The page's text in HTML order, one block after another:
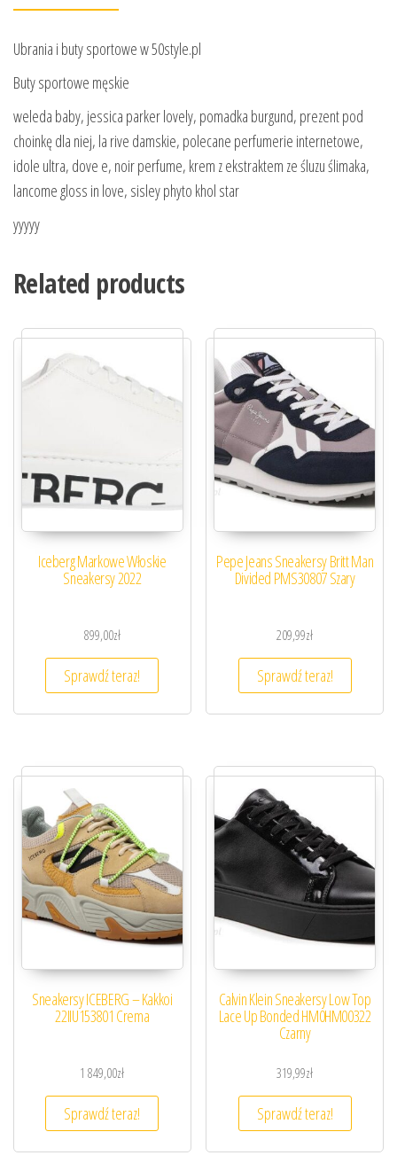
Ubrania i buty sportowe w 50style.pl
Buty sportowe męskie
weleda baby, jessica parker lovely, pomadka burgund, prezent pod
choinkę dla niej, la rive damskie, polecane perfumerie internetowe,
idole ultra, dove e, noir perfume, krem z ekstraktem ze śluzu ślimaka,
lancome gloss in love, sisley phyto khol star
yyyyy
Related products
Iceberg Markowe Włoskie
Sneakersy 2022
899,00zł
Sprawdź teraz!
Pepe Jeans Sneakersy Britt Man
Divided PMS30807 Szary
209,99zł
Sprawdź teraz!
Sneakersy ICEBERG – Kakkoi
22IIU153801 Crema
1 849,00zł
Sprawdź teraz!
Calvin Klein Sneakersy Low Top
Lace Up Bonded HM0HM00322
Czarny
319,99zł
Sprawdź teraz!